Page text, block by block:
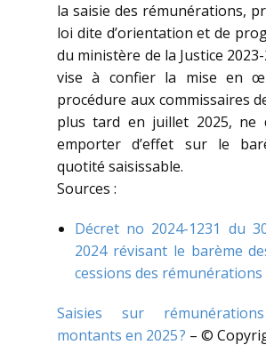
la saisie des rémunérations,
loi dite d’orientation et de
du ministère de la Justice
vise à confier la mise en
procédure aux commissaires
plus tard en juillet 2025, ne
emporter d’effet sur le
quotité saisissable.
Sources :
Décret no 2024-1231 du
2024 révisant le barème
cessions des rémunérations
Saisies sur
montants en 2025 ? – ©